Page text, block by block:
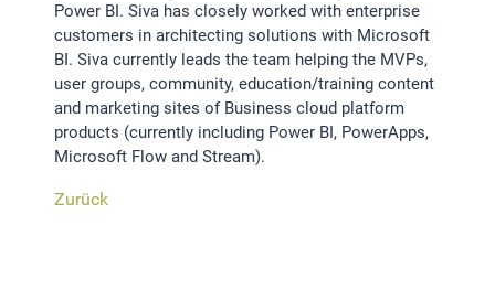
Power BI. Siva has closely worked with enterprise
customers in architecting solutions with Microsoft
BI. Siva currently leads the team helping the MVPs,
user groups, community, education/training content
and marketing sites of Business cloud platform
products (currently including Power BI, PowerApps,
Microsoft Flow and Stream).
Zurück
STATISTIK
Statistik Cookies erfassen Informationen anonym.
Diese Informationen helfen uns zu verstehen, wie
unsere Besucher unsere Website nutzen.Statistik
Google Analytics